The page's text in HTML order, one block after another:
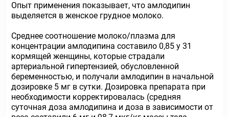
Опыт применения показывает, что амлодипин
выделяется в женское грудное молоко.
Среднее соотношение молоко/плазма для
концентрации амлодипина составило 0,85 у 31
кормящей женщины, которые страдали
артериальной гипертензией, обусловленной
беременностью, и получали амлодипин в начальной
дозировке 5 мг в сутки. Дозировка препарата при
необходимости корректировалась (средняя
суточная доза амлодипина и доза в зависимости от